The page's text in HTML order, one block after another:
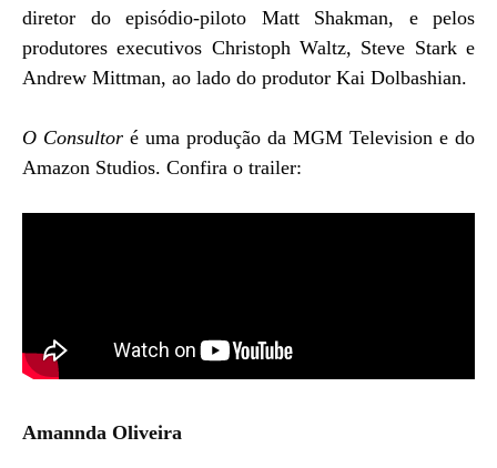
diretor do episódio-piloto Matt Shakman, e pelos
produtores executivos Christoph Waltz, Steve Stark e
Andrew Mittman, ao lado do produtor Kai Dolbashian.
O Consultor é uma produção da MGM Television e do
Amazon Studios. Confira o trailer:
Amannda Oliveira